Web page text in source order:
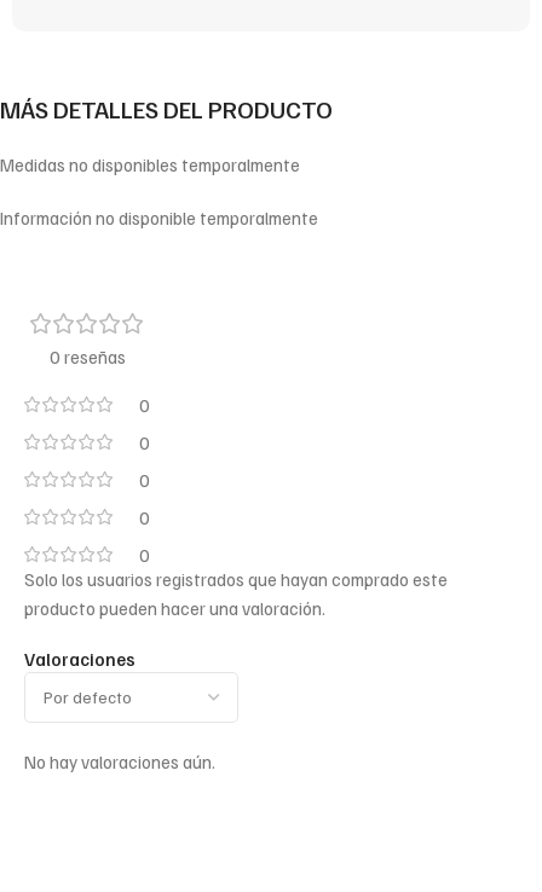
MÁS DETALLES DEL PRODUCTO
Medidas no disponibles temporalmente
Información no disponible temporalmente
0 reseñas
0
0
0
0
0
Valoraciones
No hay valoraciones aún.
Solo los usuarios registrados que hayan comprado este
producto pueden hacer una valoración.